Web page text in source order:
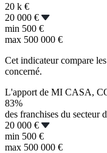
20 k €
20 000 €
min 500 €
max 500 000 €
Cet indicateur compare
concerné.
L'apport de MI CASA,
83%
des franchises du secteur
20 000 €
min 500 €
max 500 000 €